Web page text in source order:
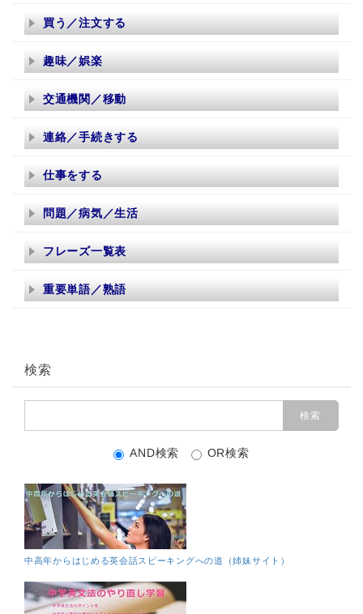
買う／注文する
趣味／娯楽
交通機関／移動
連絡／手続きする
仕事をする
問題／病気／生活
フレーズ一覧表
重要単語／熟語
検索
AND検索 OR検索
中高年からはじめる英会話スピーキングへの道（姉妹サイト）